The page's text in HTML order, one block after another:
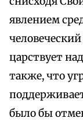
явлением
царствует
также, что
было бы